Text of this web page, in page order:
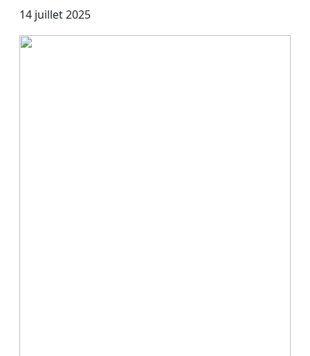
14 juillet 2025